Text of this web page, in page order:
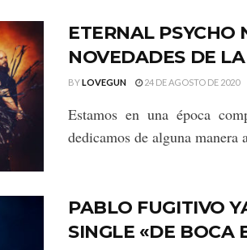
ETERNAL PSYCHO
NOVEDADES DE
BYLOVEGUN 24 DE AGOSTO DE 2020
Estamos en una época
dedicamos de alguna
PABLO FUGITIVO
SINGLE «DE BOCA